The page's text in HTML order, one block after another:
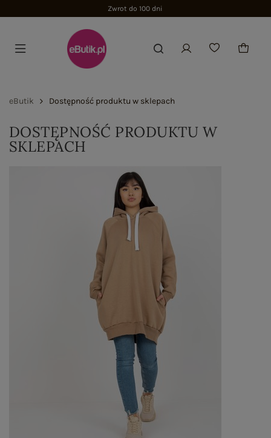
Zwrot do 100 dni
eButik Dostępność produktu w sklepach
DOSTĘPNOŚĆ PRODUKTU W
SKLEPACH